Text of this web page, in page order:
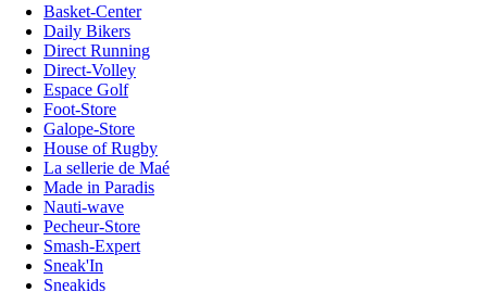
Basket-Center
Daily Bikers
Direct Running
Direct-Volley
Espace Golf
Foot-Store
Galope-Store
House of Rugby
La sellerie de Maé
Made in Paradis
Nauti-wave
Pecheur-Store
Smash-Expert
Sneak'In
Sneakids